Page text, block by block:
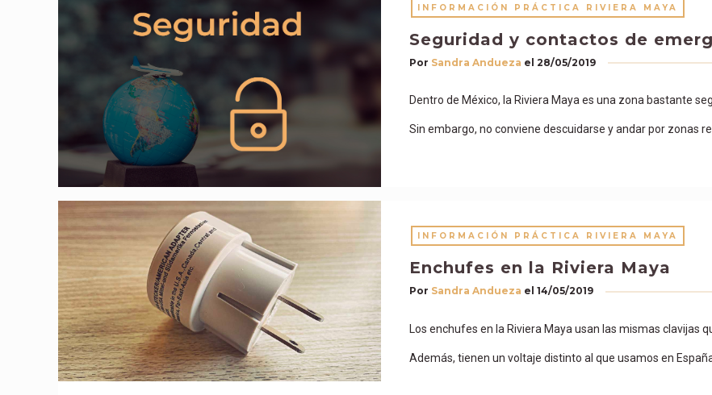
INFORMACIÓN PRÁCTICA RIVIERA MAYA
Seguridad y contactos de
Por Sandra Andueza el 28/05/2019
Dentro de México, la Riviera Maya es una zona bastante
Sin embargo, no conviene descuidarse y andar por zonas
INFORMACIÓN PRÁCTICA RIVIERA MAYA
Enchufes en la Riviera Maya
Por Sandra Andueza el 14/05/2019
Los enchufes en la Riviera Maya usan las mismas clavijas
Además, tienen un voltaje distinto al que usamos en